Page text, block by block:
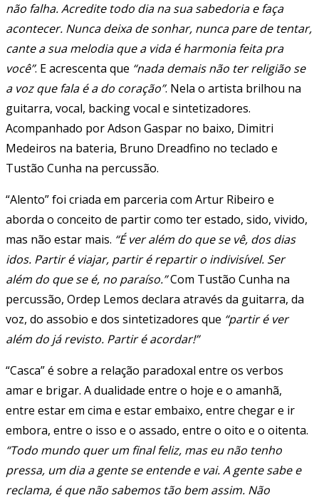
não falha. Acredite todo dia na sua sabedoria e faça
acontecer. Nunca deixa de sonhar, nunca pare de tentar,
cante a sua melodia que a vida é harmonia feita pra
você”. E acrescenta que “nada demais não ter religião se
a voz que fala é a do coração”. Nela o artista brilhou na
guitarra, vocal, backing vocal e sintetizadores.
Acompanhado por Adson Gaspar no baixo, Dimitri
Medeiros na bateria, Bruno Dreadfino no teclado e
Tustão Cunha na percussão.
“Alento” foi criada em parceria com Artur Ribeiro e
aborda o conceito de partir como ter estado, sido, vivido,
mas não estar mais. “É ver além do que se vê, dos dias
idos. Partir é viajar, partir é repartir o indivisível. Ser
além do que se é, no paraíso.”Com Tustão Cunha na
percussão, Ordep Lemos declara através da guitarra, da
voz, do assobio e dos sintetizadores que “partir é ver
além do já revisto. Partir é acordar!”
“Casca” é sobre a relação paradoxal entre os verbos
amar e brigar. A dualidade entre o hoje e o amanhã,
entre estar em cima e estar embaixo, entre chegar e ir
embora, entre o isso e o assado, entre o oito e o oitenta.
“Todo mundo quer um final feliz, mas eu não tenho
pressa, um dia a gente se entende e vai. A gente sabe e
reclama, é que não sabemos tão bem assim. Não